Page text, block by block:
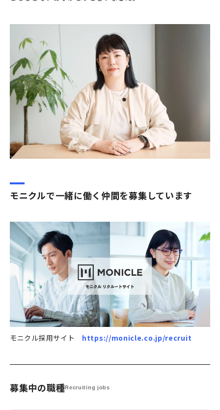
モニクルで一緒に働く仲間を募集しています
モニクル採用サイト https://monicle.co.jp/recruit
募集中の職種Recruiting jobs